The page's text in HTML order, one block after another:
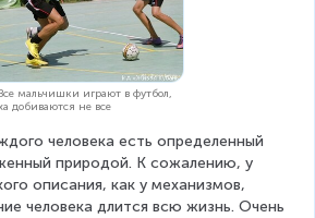
мальчишки играют в футбол,
добиваются не все
человека есть определенный
природой. К сожалению, у
описания, как у механизмов,
человека длится всю жизнь. Очень